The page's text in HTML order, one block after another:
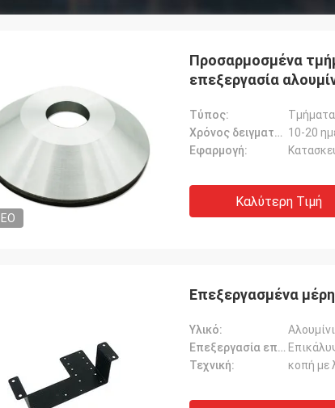
Προσαρμοσμένα
επεξεργασία
Τύπος:
Χρόνος δειγματοληψίας: 10-20
Εφαρμογή:
Καλύτερη Τιμή
Επεξεργασμένα
Υλικό:
Επεξεργασία επιφάνειας:
Τεχνική:
κοπή με